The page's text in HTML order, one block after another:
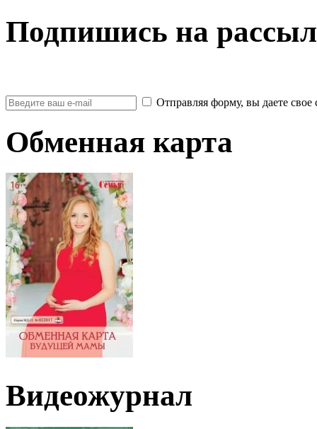
Подпишись на
Отправляя форму, вы даете
Обменная карта
Видеожурнал